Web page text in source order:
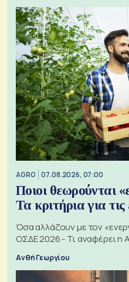
AGRO 07.08.2026, 07:00
Ποιοι θεωρούνται
Τα κριτήρια για τις
Όσα αλλάζουν με τον
ΟΣΔΕ 2026 - Τι αναφέρει η
Ανθή Γεωργίου